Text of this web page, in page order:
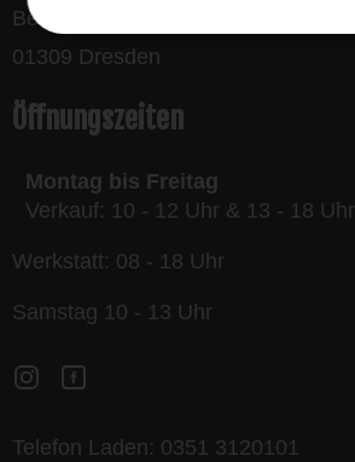
Bergmannstraße 32
01309 Dresden
Öffnungszeiten
Montag bis Freitag
Verkauf: 10 - 12 Uhr & 13 - 18 Uhr
Werkstatt: 08 - 18 Uhr
Samstag 10 - 13 Uhr
Telefon Laden: 0351 3120101